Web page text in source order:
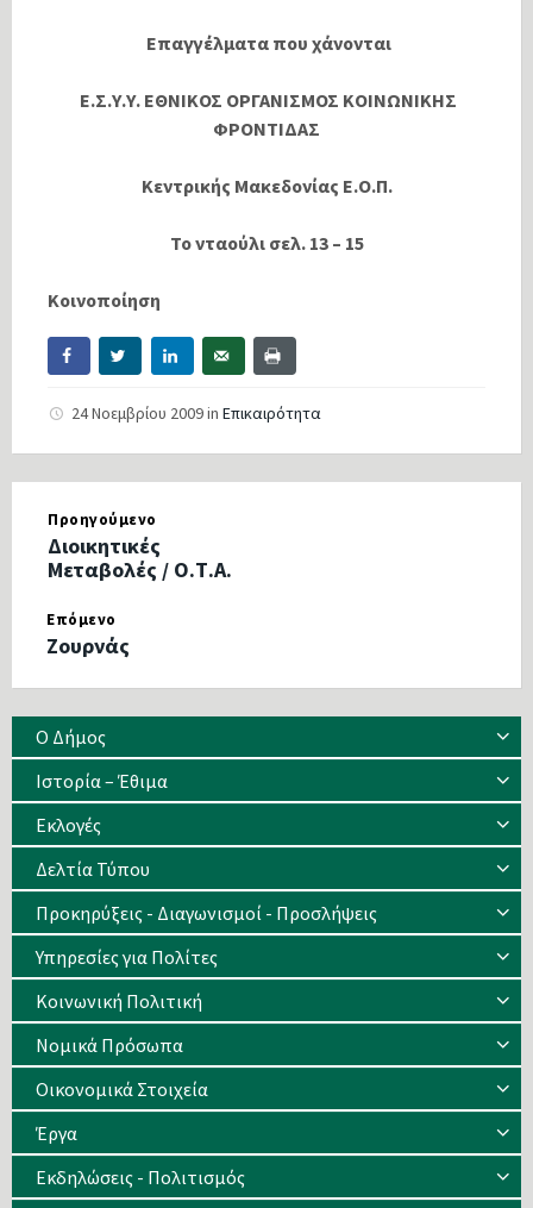
Επαγγέλματα που χάνονται
Ε.Σ.Υ.Υ. ΕΘΝΙΚΟΣ ΟΡΓΑΝΙΣΜΟΣ ΚΟΙΝΩΝΙΚΗΣ
ΦΡΟΝΤΙΔΑΣ
Κεντρικής Μακεδονίας Ε.Ο.Π.
Το νταούλι σελ. 13 – 15
Κοινοποίηση
24 Νοεμβρίου 2009in Επικαιρότητα
Προηγούμενο
Διοικητικές
Μεταβολές / Ο.Τ.Α.
Επόμενο
Ζουρνάς
Ο Δήμος
Ιστορία – Έθιμα
Eκλογές
Δελτία Τύπου
Προκηρύξεις - Διαγωνισμοί - Προσλήψεις
Υπηρεσίες για Πολίτες
Κοινωνική Πολιτική
Νομικά Πρόσωπα
Οικονομικά Στοιχεία
Έργα
Εκδηλώσεις - Πολιτισμός